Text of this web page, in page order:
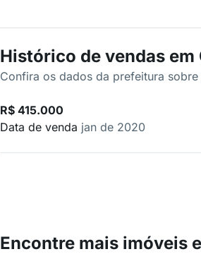
Histórico de vendas
Confira os dados da prefeitura
R$ 415.000
Data de venda jan de 2020
Encontre mais imóveis